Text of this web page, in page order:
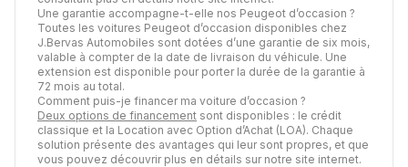
Une garantie accompagne-t-elle nos Peugeot d’occasion ?
Toutes les voitures Peugeot d’occasion disponibles chez
J.Bervas Automobiles sont dotées d’une garantie de six mois,
valable à compter de la date de livraison du véhicule. Une
extension est disponible pour porter la durée de la garantie à
72 mois au total.
Comment puis-je financer ma voiture d’occasion ?
Deux options de financement sont disponibles : le crédit
classique et la Location avec Option d’Achat (LOA). Chaque
solution présente des avantages qui leur sont propres, et que
vous pouvez découvrir plus en détails sur notre site internet.